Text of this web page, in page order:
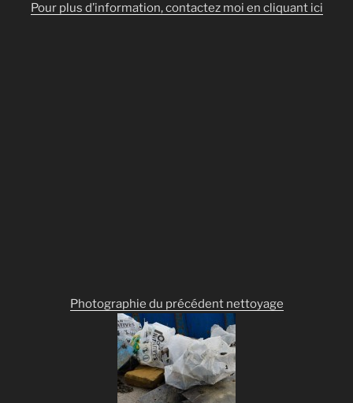
Pour plus d’information, contactez moi en cliquant ici
Photographie du précédent nettoyage